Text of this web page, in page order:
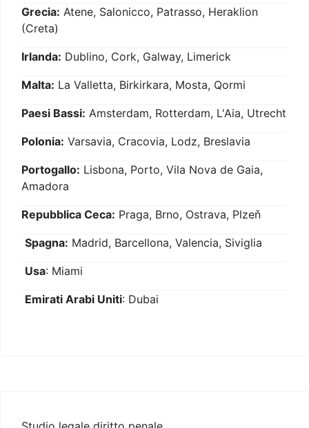
Grecia: Atene, Salonicco, Patrasso, Heraklion
(Creta)
Irlanda: Dublino, Cork, Galway, Limerick
Malta: La Valletta, Birkirkara, Mosta, Qormi
Paesi Bassi: Amsterdam, Rotterdam, L'Aia, Utrecht
Polonia: Varsavia, Cracovia, Lodz, Breslavia
Portogallo: Lisbona, Porto, Vila Nova de Gaia,
Amadora
Repubblica Ceca: Praga, Brno, Ostrava, Plzeň
Spagna: Madrid, Barcellona, Valencia, Siviglia
Usa: Miami
Emirati Arabi Uniti: Dubai